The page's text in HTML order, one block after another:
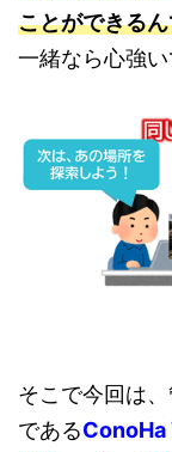
ことができる
一緒なら心強い
そこで今回は
であるConoHa